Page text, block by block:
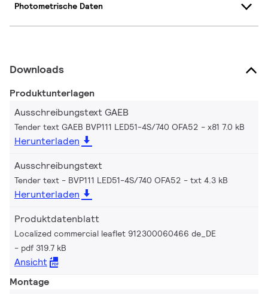
Photometrische Daten
Downloads
Produktunterlagen
Ausschreibungstext GAEB
Tender text GAEB BVP111 LED51-4S/740 OFA52 x81 7.0 kB
Herunterladen
Ausschreibungstext
Tender text - BVP111 LED51-4S/740 OFA52 txt 4.3 kB
Herunterladen
Produktdatenblatt
Localized commercial leaflet 912300060466 de_DE
pdf 319.7 kB
Ansicht
Montage